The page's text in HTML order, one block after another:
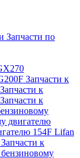
Запчасти по
Запчасти к
Запчасти к
Запчасти к
двигателю
154F Lifan
Запчасти к